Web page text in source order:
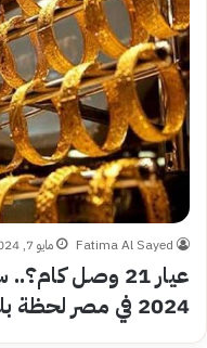
Fatima Al Sayed مايو 7, 2024
2024 في مصر لحظة بلحظة